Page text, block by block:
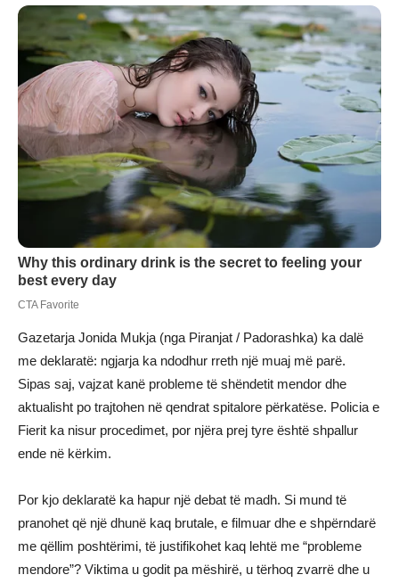
Gazetarja Jonida Mukja (nga Piranjat / Padorashka) ka dalë
me deklaratë: ngjarja ka ndodhur rreth një muaj më parë.
Sipas saj, vajzat kanë probleme të shëndetit mendor dhe
aktualisht po trajtohen në qendrat spitalore përkatëse. Policia e
Fierit ka nisur procedimet, por njëra prej tyre është shpallur
ende në kërkim.
Por kjo deklaratë ka hapur një debat të madh. Si mund të
pranohet që një dhunë kaq brutale, e filmuar dhe e shpërndarë
me qëllim poshtërimi, të justifikohet kaq lehtë me “probleme
mendore”? Viktima u godit pa mëshirë, u tërhoq zvarrë dhe u